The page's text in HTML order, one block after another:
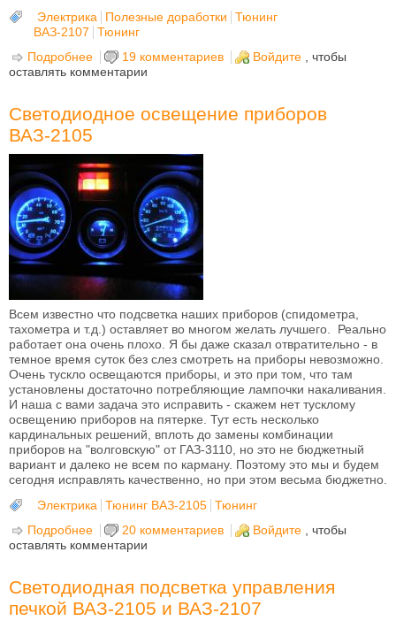
Электрика
Полезные доработки
Тюнинг
ВАЗ-2107
Тюнинг
Подробнее о Светодиодное освещение панели приборов
ВАЗ-2107
19 комментариев Войдите , чтобы
оставлять комментарии
Светодиодное освещение приборов
ВАЗ-2105
Всем известно что подсветка наших приборов (спидометра,
тахометра и т.д.) оставляет во многом желать лучшего. Реально
работает она очень плохо. Я бы даже сказал отвратительно - в
темное время суток без слез смотреть на приборы невозможно.
Очень тускло освещаются приборы, и это при том, что там
установлены достаточно потребляющие лампочки накаливания.
И наша с вами задача это исправить - скажем нет тусклому
освещению приборов на пятерке. Тут есть несколько
кардинальных решений, вплоть до замены комбинации
приборов на "волговскую" от ГАЗ-3110, но это не бюджетный
вариант и далеко не всем по карману. Поэтому это мы и будем
сегодня исправлять качественно, но при этом весьма бюджетно.
Электрика
Тюнинг ВАЗ-2105
Тюнинг
Подробнее о Светодиодное освещение приборов ВАЗ-2105
20 комментариев Войдите
, чтобы
оставлять комментарии
Светодиодная подсветка управления
печкой ВАЗ-2105 и ВАЗ-2107